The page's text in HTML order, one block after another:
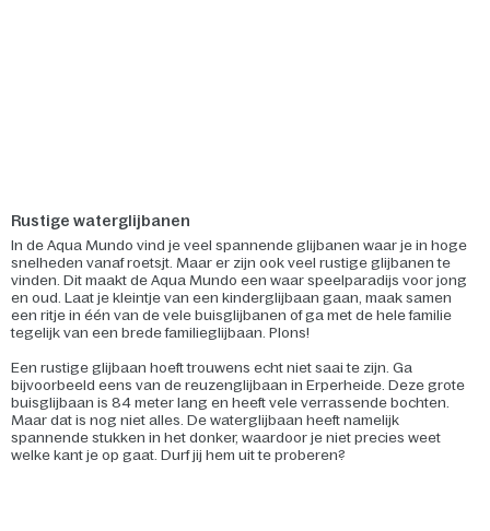
Rustige waterglijbanen
In de Aqua Mundo vind je veel spannende glijbanen waar je in hoge
snelheden vanaf roetsjt. Maar er zijn ook veel rustige glijbanen te
vinden. Dit maakt de Aqua Mundo een waar speelparadijs voor jong
en oud. Laat je kleintje van een kinderglijbaan gaan, maak samen
een ritje in één van de vele buisglijbanen of ga met de hele familie
tegelijk van een brede familieglijbaan. Plons!
Een rustige glijbaan hoeft trouwens echt niet saai te zijn. Ga
bijvoorbeeld eens van de reuzenglijbaan in Erperheide. Deze grote
buisglijbaan is 84 meter lang en heeft vele verrassende bochten.
Maar dat is nog niet alles. De waterglijbaan heeft namelijk
spannende stukken in het donker, waardoor je niet precies weet
welke kant je op gaat. Durf jij hem uit te proberen?